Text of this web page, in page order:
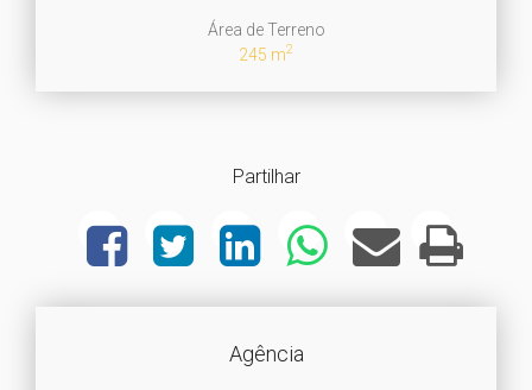
Área de Terreno
245 m2
Partilhar
Agência